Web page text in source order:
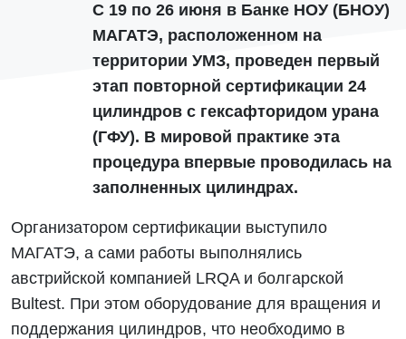
С 19 по 26 июня в Банке НОУ (БНОУ)
МАГАТЭ, расположенном на
территории УМЗ, проведен первый
этап повторной сертификации 24
цилиндров с гексафторидом урана
(ГФУ). В мировой практике эта
процедура впервые проводилась на
заполненных цилиндрах.
Организатором сертификации выступило
МАГАТЭ, а сами работы выполнялись
австрийской компанией LRQA и болгарской
Bultest. При этом оборудование для вращения и
поддержания цилиндров, что необходимо в